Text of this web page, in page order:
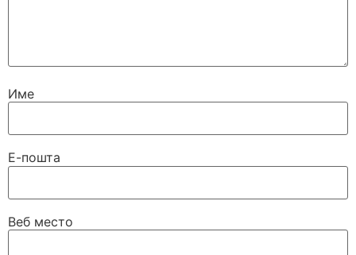
Име
Е-пошта
Веб место